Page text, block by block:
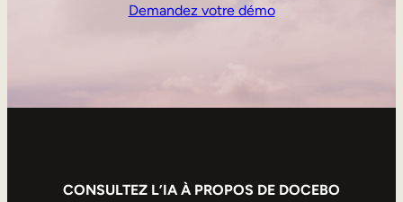
Demandez votre démo
CONSULTEZ L’IA À PROPOS DE DOCEBO